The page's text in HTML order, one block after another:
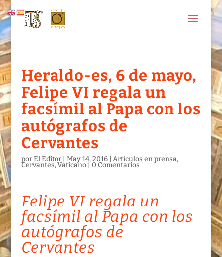
Heraldo-es, 6 de mayo,
Felipe VI regala un
facsímil al Papa con los
autógrafos de
Cervantes
porEl Editor| May 14, 2016| Artículos en prensa,
Cervantes,Vaticano| 0 Comentarios
Felipe VI regala un
facsímil al Papa con los
autógrafos de
Cervantes